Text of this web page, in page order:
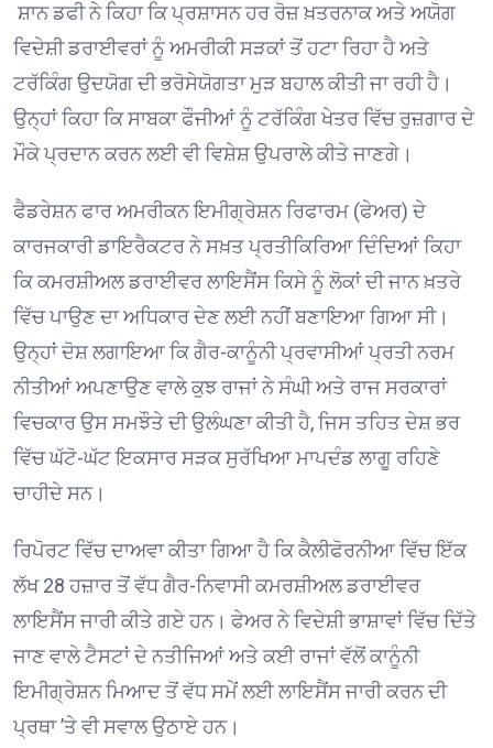
ਸ਼ਾਨ ਡਫੀ ਨੇ ਕਿਹਾ ਕਿ ਪ੍ਰਸ਼ਾਸਨ ਹਰ ਰੋਜ਼ ਖ਼ਤਰਨਾਕ ਅਤੇ ਅਯੋਗ
ਵਿਦੇਸ਼ੀ ਡਰਾਈਵਰਾਂ ਨੂੰ ਅਮਰੀਕੀ ਸੜਕਾਂ ਤੋਂ ਹਟਾ ਰਿਹਾ ਹੈ ਅਤੇ
ਟਰੱਕਿੰਗ ਉਦਯੋਗ ਦੀ ਭਰੋਸੇਯੋਗਤਾ ਮੁੜ ਬਹਾਲ ਕੀਤੀ ਜਾ ਰਹੀ ਹੈ।
ਉਨ੍ਹਾਂ ਕਿਹਾ ਕਿ ਸਾਬਕਾ ਫੌਜੀਆਂ ਨੂੰ ਟਰੱਕਿੰਗ ਖੇਤਰ ਵਿੱਚ ਰੁਜ਼ਗਾਰ ਦੇ
ਮੌਕੇ ਪ੍ਰਦਾਨ ਕਰਨ ਲਈ ਵੀ ਵਿਸ਼ੇਸ਼ ਉਪਰਾਲੇ ਕੀਤੇ ਜਾਣਗੇ।
ਫੈਡਰੇਸ਼ਨ ਫਾਰ ਅਮਰੀਕਨ ਇਮੀਗ੍ਰੇਸ਼ਨ ਰਿਫਾਰਮ (ਫੇਅਰ) ਦੇ
ਕਾਰਜਕਾਰੀ ਡਾਇਰੈਕਟਰ ਨੇ ਸਖ਼ਤ ਪ੍ਰਤੀਕਿਰਿਆ ਦਿੰਦਿਆਂ ਕਿਹਾ
ਕਿ ਕਮਰਸ਼ੀਅਲ ਡਰਾਈਵਰ ਲਾਇਸੈਂਸ ਕਿਸੇ ਨੂੰ ਲੋਕਾਂ ਦੀ ਜਾਨ ਖ਼ਤਰੇ
ਵਿੱਚ ਪਾਉਣ ਦਾ ਅਧਿਕਾਰ ਦੇਣ ਲਈ ਨਹੀਂ ਬਣਾਇਆ ਗਿਆ ਸੀ।
ਉਨ੍ਹਾਂ ਦੋਸ਼ ਲਗਾਇਆ ਕਿ ਗੈਰ-ਕਾਨੂੰਨੀ ਪ੍ਰਵਾਸੀਆਂ ਪ੍ਰਤੀ ਨਰਮ
ਨੀਤੀਆਂ ਅਪਣਾਉਣ ਵਾਲੇ ਕੁਝ ਰਾਜਾਂ ਨੇ ਸੰਘੀ ਅਤੇ ਰਾਜ ਸਰਕਾਰਾਂ
ਵਿਚਕਾਰ ਉਸ ਸਮਝੌਤੇ ਦੀ ਉਲੰਘਣਾ ਕੀਤੀ ਹੈ, ਜਿਸ ਤਹਿਤ ਦੇਸ਼ ਭਰ
ਵਿੱਚ ਘੱਟੋ-ਘੱਟ ਇਕਸਾਰ ਸੜਕ ਸੁਰੱਖਿਆ ਮਾਪਦੰਡ ਲਾਗੂ ਰਹਿਣੇ
ਚਾਹੀਦੇ ਸਨ।
ਰਿਪੋਰਟ ਵਿੱਚ ਦਾਅਵਾ ਕੀਤਾ ਗਿਆ ਹੈ ਕਿ ਕੈਲੀਫੋਰਨੀਆ ਵਿੱਚ ਇੱਕ
ਲੱਖ 28 ਹਜ਼ਾਰ ਤੋਂ ਵੱਧ ਗੈਰ-ਨਿਵਾਸੀ ਕਮਰਸ਼ੀਅਲ ਡਰਾਈਵਰ
ਲਾਇਸੈਂਸ ਜਾਰੀ ਕੀਤੇ ਗਏ ਹਨ। ਫੇਅਰ ਨੇ ਵਿਦੇਸ਼ੀ ਭਾਸ਼ਾਵਾਂ ਵਿੱਚ ਦਿੱਤੇ
ਜਾਣ ਵਾਲੇ ਟੈਸਟਾਂ ਦੇ ਨਤੀਜਿਆਂ ਅਤੇ ਕਈ ਰਾਜਾਂ ਵੱਲੋਂ ਕਾਨੂੰਨੀ
ਇਮੀਗ੍ਰੇਸ਼ਨ ਮਿਆਦ ਤੋਂ ਵੱਧ ਸਮੇਂ ਲਈ ਲਾਇਸੈਂਸ ਜਾਰੀ ਕਰਨ ਦੀ
ਪ੍ਰਥਾ ’ਤੇ ਵੀ ਸਵਾਲ ਉਠਾਏ ਹਨ।